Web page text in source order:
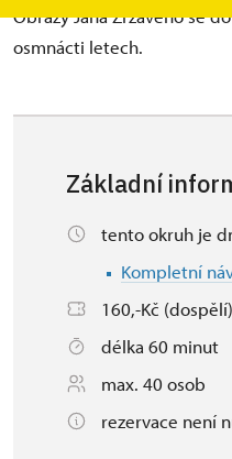
Obrazy Jana Zrzavého se
osmnácti letech.
Základní
tento okruh je
Kompletní
160,-Kč (dospělí)
délka 60 minut
max. 40 osob
rezervace není